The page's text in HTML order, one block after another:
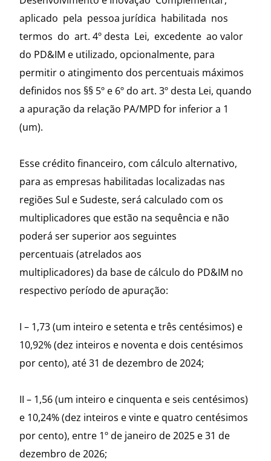
aplicado pela pessoa jurídica habilitada nos
termos do art. 4º desta Lei, excedente ao valor
do PD&IM e utilizado, opcionalmente, para
permitir o atingimento dos percentuais máximos
definidos nos §§ 5º e 6º do art. 3º desta Lei, quando
a apuração da relação PA/MPD for inferior a 1
(um).
Esse crédito financeiro, com cálculo alternativo,
para as empresas habilitadas localizadas nas
regiões Sul e Sudeste, será calculado com os
multiplicadores que estão na sequência e não
poderá ser superior aos seguintes
percentuais (atrelados aos
multiplicadores) da base de cálculo do PD&IM no
respectivo período de apuração:
I – 1,73 (um inteiro e setenta e três centésimos) e
10,92% (dez inteiros e noventa e dois centésimos
por cento), até 31 de dezembro de 2024;
II – 1,56 (um inteiro e cinquenta e seis centésimos)
e 10,24% (dez inteiros e vinte e quatro centésimos
por cento), entre 1º de janeiro de 2025 e 31 de
dezembro de 2026;